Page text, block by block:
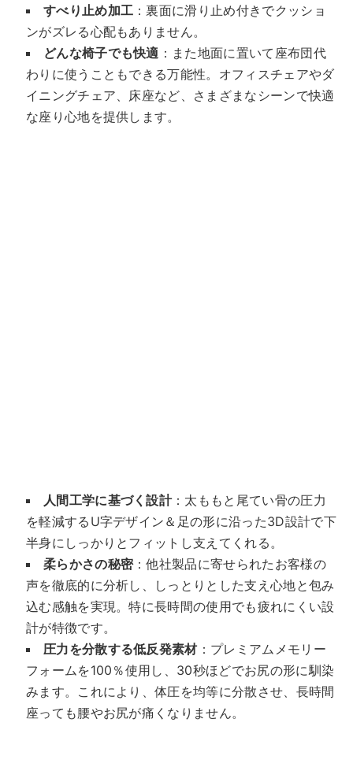
すべり止め加工 ：裏面に滑り止め付きでクッショ
ンがズレる心配もありません。
どんな椅子でも快適 ：また地面に置いて座布団代
わりに使うこともできる万能性。オフィスチェアやダ
イニングチェア、床座など、さまざまなシーンで快適
な座り心地を提供します。
人間工学に基づく設計：太ももと尾てい骨の圧力
を軽減するU字デザイン＆足の形に沿った3D設計で下
半身にしっかりとフィットし支えてくれる。
柔らかさの秘密：他社製品に寄せられたお客様の
声を徹底的に分析し、しっとりとした支え心地と包み
込む感触を実現。特に長時間の使用でも疲れにくい設
計が特徴です。
圧力を分散する低反発素材：プレミアムメモリー
フォームを100％使用し、30秒ほどでお尻の形に馴染
みます。これにより、体圧を均等に分散させ、長時間
座っても腰やお尻が痛くなりません。